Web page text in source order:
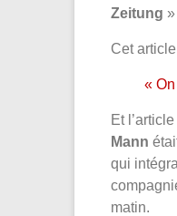
Zeitung
Cet
«
Et
Mann
qui
matin.